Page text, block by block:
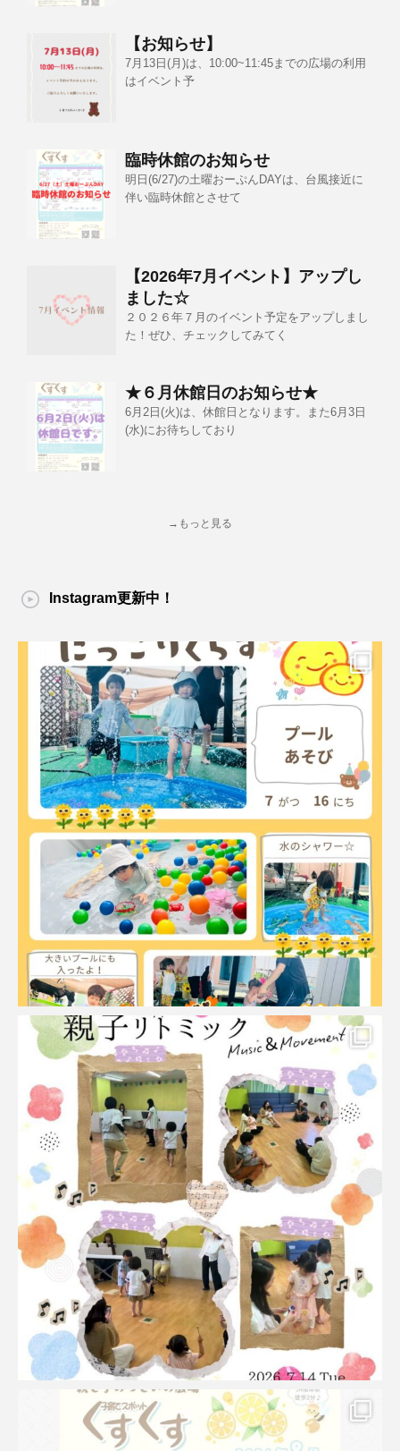
【お知らせ】
7月13日(月)は、10:00~11:45までの広場の利用
はイベント予
臨時休館のお知らせ
明日(6/27)の土曜おーぷんDAYは、台風接近に
伴い臨時休館とさせて
【2026年7月イベント】アップし
ました☆
２０２６年７月のイベント予定をアップしまし
た！ぜひ、チェックしてみてく
★６月休館日のお知らせ★
6月2日(火)は、休館日となります。また6月3日
(水)にお待ちしており
→もっと見る
Instagram更新中！